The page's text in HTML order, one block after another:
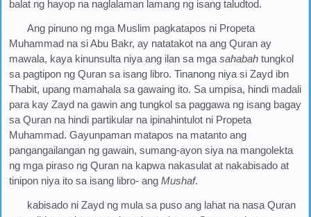
balat ng hayop na naglalaman lamang ng isang taludtod.
Ang pinuno ng mga Muslim pagkatapos ni Propeta
Muhammad na si Abu Bakr, ay natatakot na ang Quran ay
mawala, kaya kinunsulta niya ang ilan sa mga sahabah tungkol
sa pagtipon ng Quran sa isang libro. Tinanong niya si Zayd ibn
Thabit, upang mamahala sa gawaing ito. Sa umpisa, hindi madali
para kay Zayd na gawin ang tungkol sa paggawa ng isang bagay
sa Quran na hindi partikular na ipinahintulot ni Propeta
Muhammad. Gayunpaman matapos na matanto ang
pangangailangan ng gawain, sumang-ayon siya na mangolekta
ng mga piraso ng Quran na kapwa nakasulat at nakabisado at
tinipon niya ito sa isang libro- ang Mushaf.
kabisado ni Zayd ng mula sa puso ang lahat na nasa Quran